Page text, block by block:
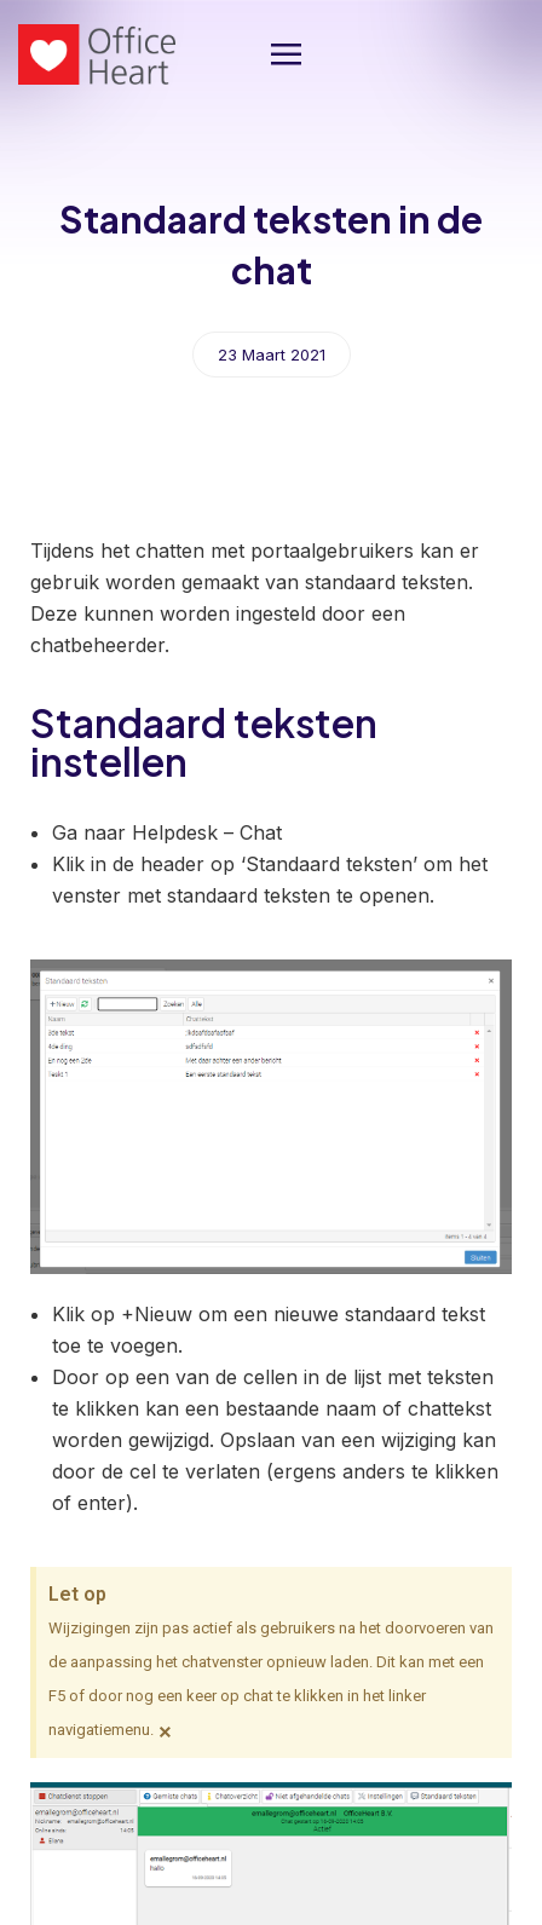
Standaard teksten in de
chat
23 Maart 2021
Tijdens het chatten met portaalgebruikers kan er
gebruik worden gemaakt van standaard teksten.
Deze kunnen worden ingesteld door een
chatbeheerder.
Standaard teksten
instellen
Ga naar Helpdesk – Chat
Klik in de header op ‘Standaard teksten’ om het
venster met standaard teksten te openen.
Klik op +Nieuw om een nieuwe standaard tekst
toe te voegen.
Door op een van de cellen in de lijst met teksten
te klikken kan een bestaande naam of chattekst
worden gewijzigd. Opslaan van een wijziging kan
door de cel te verlaten (ergens anders te klikken
of enter).
Let op
Wijzigingen zijn pas actief als gebruikers na het doorvoeren van
de aanpassing het chatvenster opnieuw laden. Dit kan met een
F5 of door nog een keer op chat te klikken in het linker
navigatiemenu. ×